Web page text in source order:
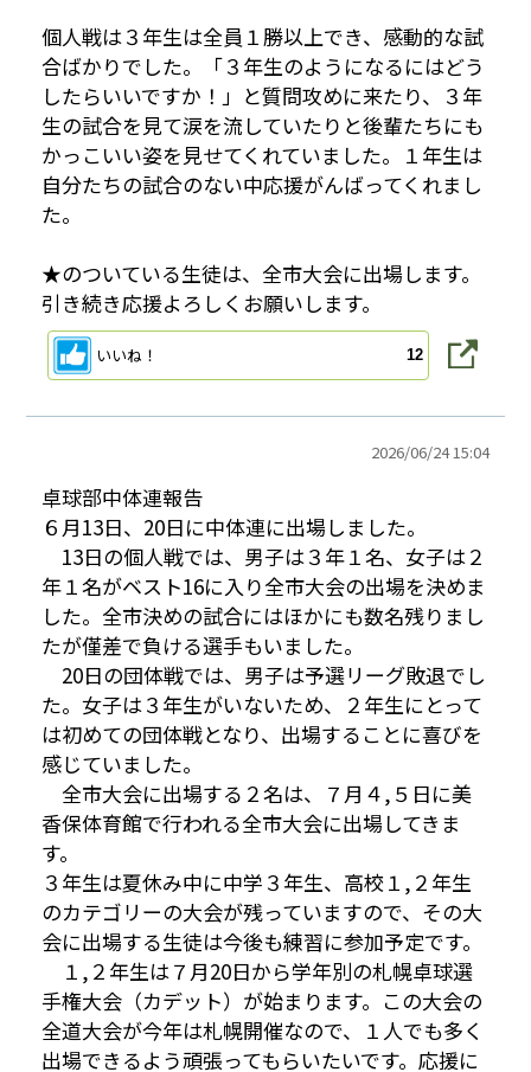
個人戦は３年生は全員１勝以上でき、感動的な試
合ばかりでした。「３年生のようになるにはどう
したらいいですか！」と質問攻めに来たり、３年
生の試合を見て涙を流していたりと後輩たちにも
かっこいい姿を見せてくれていました。１年生は
自分たちの試合のない中応援がんばってくれまし
た。
★のついている生徒は、全市大会に出場します。
引き続き応援よろしくお願いします。
いいね！ 12
2026/06/24 15:04
卓球部中体連報告
６月13日、20日に中体連に出場しました。
13日の個人戦では、男子は３年１名、女子は２
年１名がベスト16に入り全市大会の出場を決めま
した。全市決めの試合にはほかにも数名残りまし
たが僅差で負ける選手もいました。
20日の団体戦では、男子は予選リーグ敗退でし
た。女子は３年生がいないため、２年生にとって
は初めての団体戦となり、出場することに喜びを
感じていました。
全市大会に出場する２名は、７月４,５日に美
香保体育館で行われる全市大会に出場してきま
す。
３年生は夏休み中に中学３年生、高校１,２年生
のカテゴリーの大会が残っていますので、その大
会に出場する生徒は今後も練習に参加予定です。
１,２年生は７月20日から学年別の札幌卓球選
手権大会（カデット）が始まります。この大会の
全道大会が今年は札幌開催なので、１人でも多く
出場できるよう頑張ってもらいたいです。応援に